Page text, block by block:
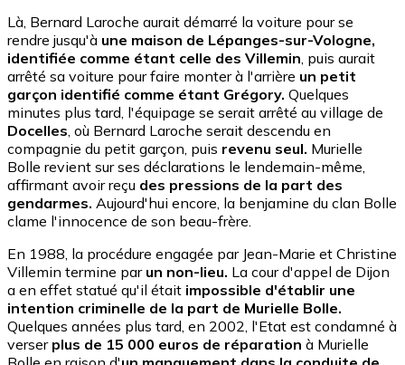
Là, Bernard Laroche aurait démarré la voiture pour se
rendre jusqu'à une maison de Lépanges-sur-Vologne,
identifiée comme étant celle des Villemin, puis aurait
arrêté sa voiture pour faire monter à l'arrière un petit
garçon identifié comme étant Grégory. Quelques
minutes plus tard, l'équipage se serait arrêté au village de
Docelles, où Bernard Laroche serait descendu en
compagnie du petit garçon, puis revenu seul. Murielle
Bolle revient sur ses déclarations le lendemain-même,
affirmant avoir reçu des pressions de la part des
gendarmes. Aujourd'hui encore, la benjamine du clan Bolle
clame l'innocence de son beau-frère.
En 1988, la procédure engagée par Jean-Marie et Christine
Villemin termine parun non-lieu. La cour d'appel de Dijon
a en effet statué qu'il était impossible d'établir une
intention criminelle de la part de Murielle Bolle.
Quelques années plus tard, en 2002, l'Etat est condamné à
verserplus de 15 000 euros de réparation à Murielle